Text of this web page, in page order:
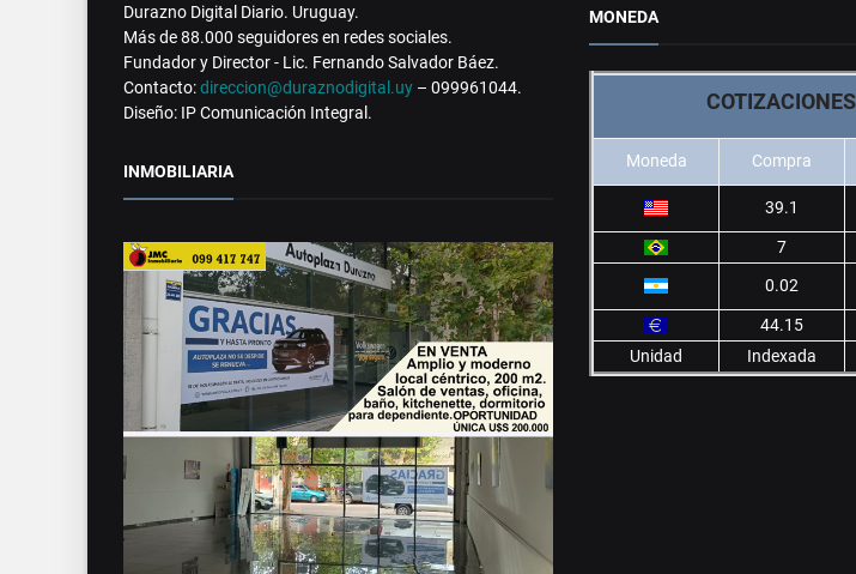
Durazno Digital Diario. Uruguay.
Más de 88.000 seguidores en redes sociales.
Fundador y Director - Lic. Fernando Salvador Báez.
Contacto:direccion@duraznodigital.uy – 099961044.
Diseño: IP Comunicación Integral.
INMOBILIARIA
MONEDA
COTIZACIONES
Moneda Compra
39.1
7
0.02
44.15
Unidad
Indexada